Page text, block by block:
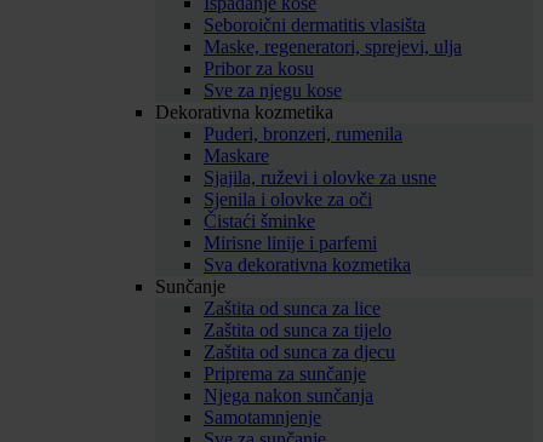
Seboroični dermatitis vlasišta
Maske, regeneratori, sprejevi, ulja
Pribor za kosu
Sve za njegu kose
Dekorativna kozmetika
Puderi, bronzeri, rumenila
Maskare
Sjajila, ruževi i olovke za usne
Sjenila i olovke za oči
Čistaći šminke
Mirisne linije i parfemi
Sva dekorativna kozmetika
Sunčanje
Zaštita od sunca za lice
Zaštita od sunca za tijelo
Zaštita od sunca za djecu
Priprema za sunčanje
Njega nakon sunčanja
Samotamnjenje